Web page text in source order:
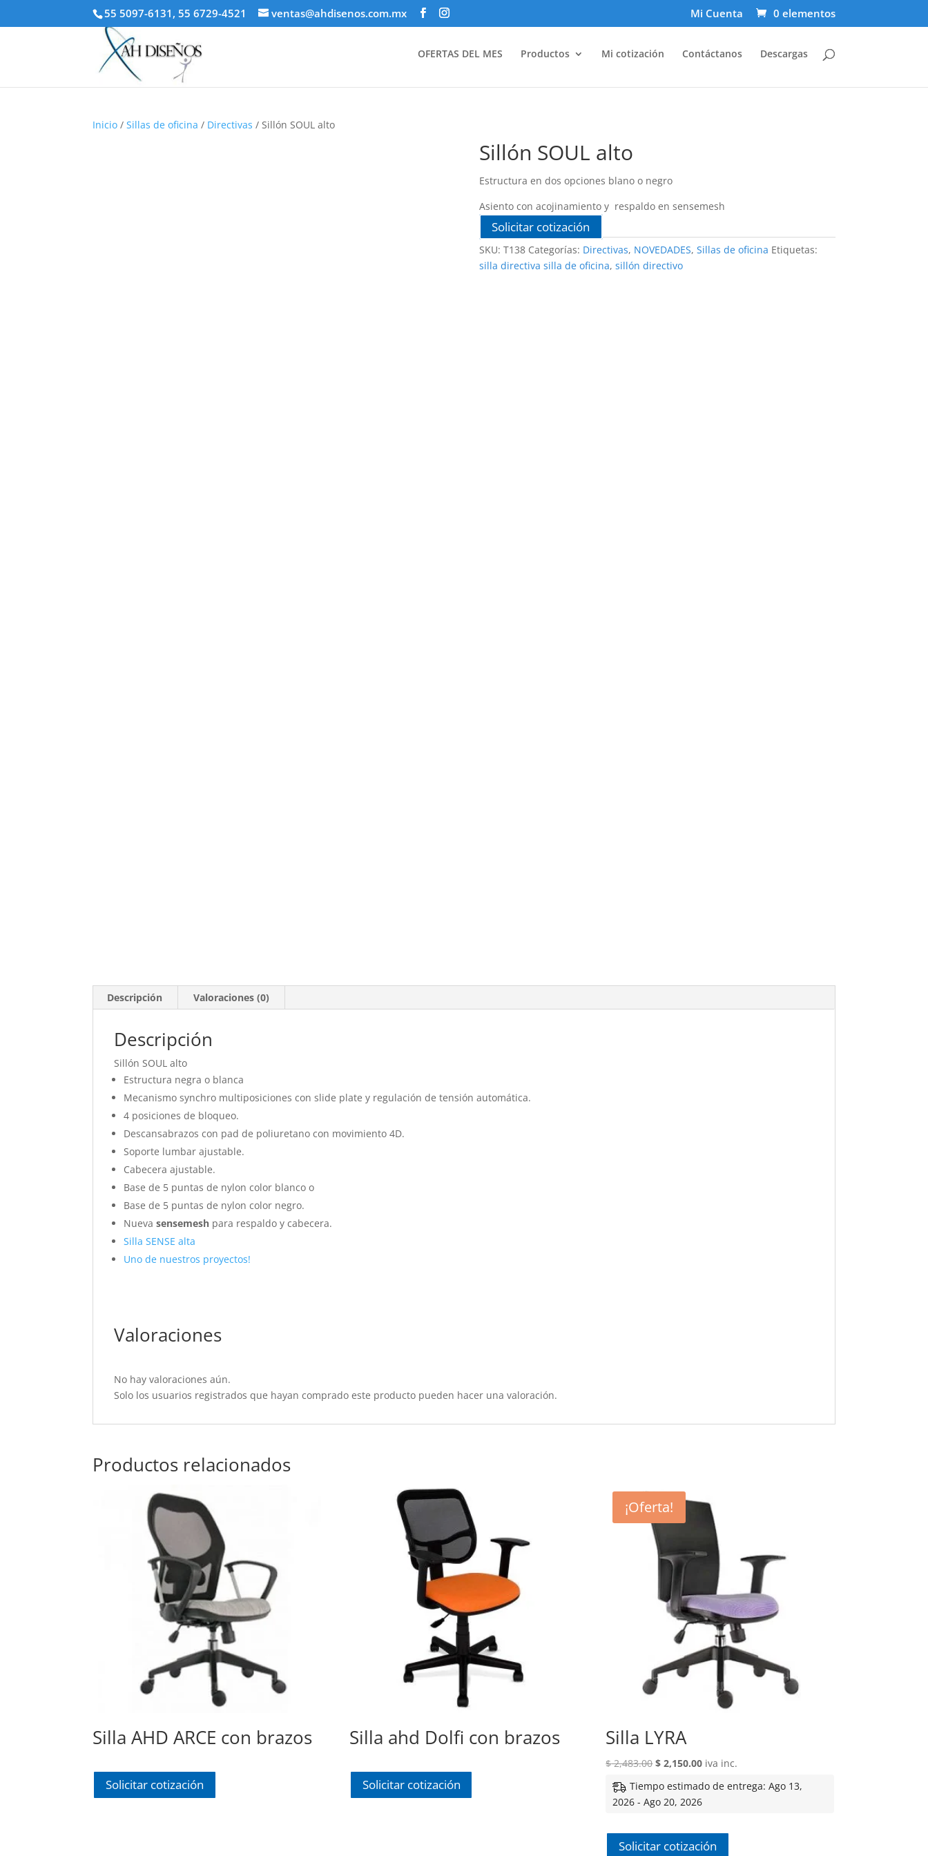
55 5097-6131, 55 6729-4521 ventas@ahdisenos.com.mx Mi Cuenta 0 elementos
OFERTAS DEL MES Productos Mi cotización Contáctanos Descargas
Inicio /Sillas de oficina / Directivas / Sillón SOUL alto
Sillón SOUL alto
Estructura en dos opciones blano o negro
Asiento con acojinamiento y respaldo en sensemesh
Solicitar cotización
SKU: T138 Categorías: Directivas, NOVEDADES, Sillas de oficina Etiquetas:
silla directiva silla de oficina, sillón directivo
Descripción Valoraciones (0)
Descripción
Sillón SOUL alto
Estructura negra o blanca
Mecanismo synchro multiposiciones con slide plate y regulación de tensión automática.
4 posiciones de bloqueo.
Descansabrazos con pad de poliuretano con movimiento 4D.
Soporte lumbar ajustable.
Cabecera ajustable.
Base de 5 puntas de nylon color blanco o
Base de 5 puntas de nylon color negro.
Nuevasensemesh para respaldo y cabecera.
Silla SENSE alta
Uno de nuestros proyectos!
Valoraciones
No hay valoraciones aún.
Solo los usuarios registrados que hayan comprado este producto pueden hacer una valoración.
Productos relacionados
Silla AHD ARCE con brazos
Solicitar cotización
Silla ahd Dolfi con brazos
Solicitar cotización
¡Oferta!
Silla LYRA
$2,483.00El
original
era:
$ 2,150.00El
actual
iva inc.
Tiempo estimado de entrega: Ago 13,
2026 - Ago 20, 2026
Solicitar cotización